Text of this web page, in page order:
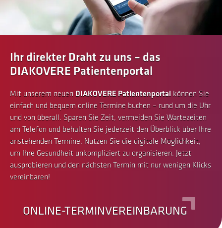
Ihr direkter Draht zu uns – das
DIAKOVERE Patientenportal
Mit unserem neuen DIAKOVERE Patientenportal können Sie
einfach und bequem online Termine buchen – rund um die Uhr
und von überall. Sparen Sie Zeit, vermeiden Sie Wartezeiten
am Telefon und behalten Sie jederzeit den Überblick über Ihre
anstehenden Termine. Nutzen Sie die digitale Möglichkeit,
um Ihre Gesundheit unkompliziert zu organisieren. Jetzt
ausprobieren und den nächsten Termin mit nur wenigen Klicks
vereinbaren!
ONLINE-TERMINVEREINBARUNG